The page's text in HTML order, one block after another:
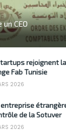
un CEO
rejoignent
Fab Tunisie
2026
de la Sotuver
2026